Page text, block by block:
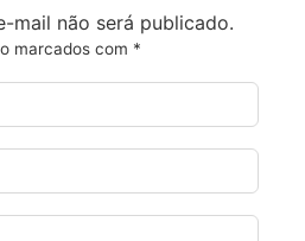
mail não será publicado.
marcados com *